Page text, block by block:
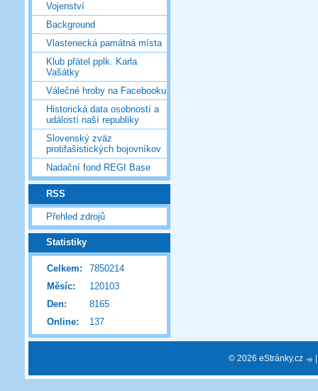
Vojenství
Background
Vlastenecká památná místa
Klub přátel pplk. Karla
Vašátky
Válečné hroby na Facebooku
Historická data osobností a
událostí naší republiky
Slovenský zväz
protifašistických bojovníkov
Nadační fond REGI Base
RSS
Přehled zdrojů
Statistiky
Online: 137
Celkem:
7850214
Měsíc:
120103
Den:
8165
© 2026 eStránky.cz